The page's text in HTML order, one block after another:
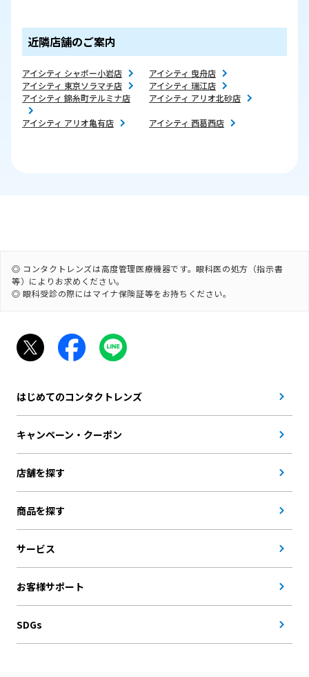
近隣店舗のご案内
アイシティ シャポー小岩店
アイシティ 曳舟店
アイシティ 東京ソラマチ店
アイシティ 瑞江店
アイシティ 錦糸町テルミナ店
アイシティ アリオ北砂店
アイシティ アリオ亀有店 アイシティ 西葛西店
◎ コンタクトレンズは高度管理医療機器です。眼科医の処方（指示書
等）によりお求めください。
◎ 眼科受診の際にはマイナ保険証等をお持ちください。
はじめてのコンタクトレンズ
キャンペーン・クーポン
店舗を探す
商品を探す
サービス
お客様サポート
SDGs